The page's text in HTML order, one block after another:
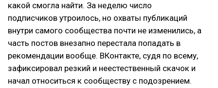
какой смогла найти. За неделю число
подписчиков утроилось, но охваты публикаций
внутри самого сообщества почти не изменились, а
часть постов внезапно перестала попадать в
рекомендации вообще. ВКонтакте, судя по всему,
зафиксировал резкий и неестественный скачок и
начал относиться к сообществу с подозрением.